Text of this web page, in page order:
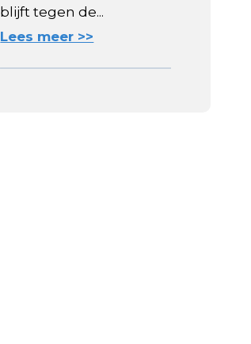
blijft tegen de...
Lees meer >>